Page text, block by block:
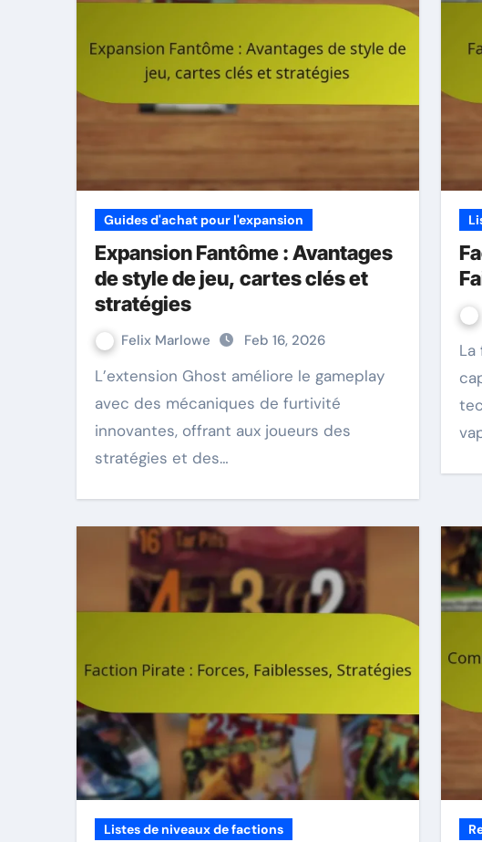
Guides d'achat pour l'expansion
Expansion Fantôme : Avantages
de style de jeu, cartes clés et
stratégies
Felix Marlowe Feb 16, 2026
L’extension Ghost améliore le gameplay
avec des mécaniques de furtivité
innovantes, offrant aux joueurs des
stratégies et des…
La faction Steampunk est un mélange
Listes de niveaux de factions